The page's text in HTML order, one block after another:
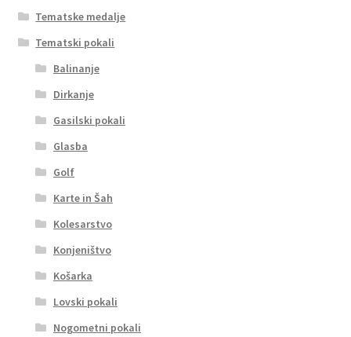
Tematske medalje
Tematski pokali
Balinanje
Dirkanje
Gasilski pokali
Glasba
Golf
Karte in Šah
Kolesarstvo
Konjeništvo
Košarka
Lovski pokali
Nogometni pokali